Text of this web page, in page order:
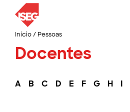
Início/ Pessoas
Docentes
A B C D E F G H I